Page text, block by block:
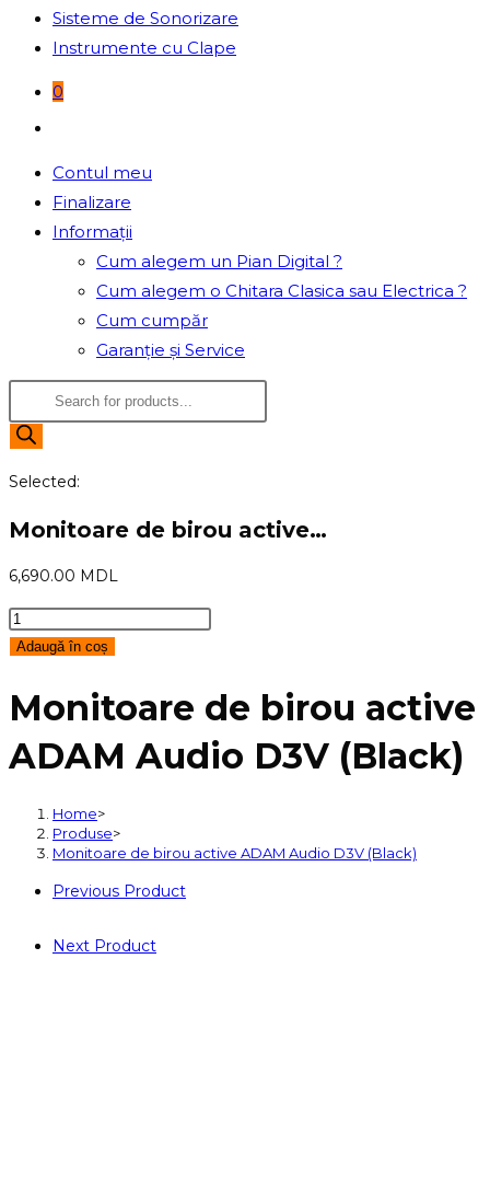
Sisteme de Sonorizare
Instrumente cu Clape
0
search
Contul meu
Finalizare
Informații
Cum alegem un Pian Digital ?
Cum alegem o Chitara Clasica sau Electrica ?
Cum cumpăr
Garanție și Service
Products
search
Selected:
Monitoare de birou active…
6,690.00 MDL
Cantitate
Monitoare
birou
active
ADAM
D3V
(Black)
Adaugă în coș
Monitoare de birou active
ADAM Audio D3V (Black)
Home>
Produse>
Monitoare de birou active ADAM Audio D3V (Black)
Previous Product
Next Product